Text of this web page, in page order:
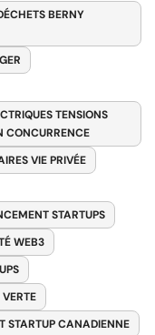
BERNY
TENSIONS
CONCURRENCE
VIE PRIVÉE
STARTUPS
WEB3
STARTUP CANADIENNE